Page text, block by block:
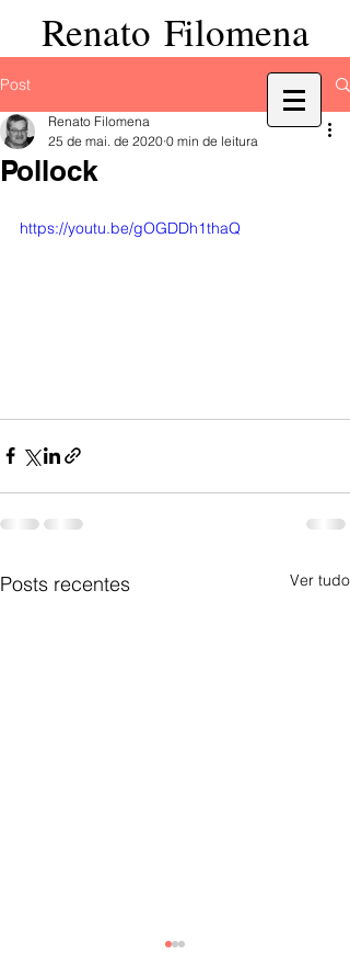
Renato Filomena
Post
Pollock
Renato Filomena
25 de mai. de 2020 0 min de leitura
https://youtu.be/gOGDDh1thaQ
Posts recentes Ver tudo